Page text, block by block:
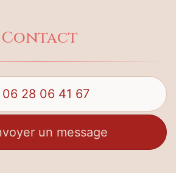
Contact
06 28 06 41 67
un message